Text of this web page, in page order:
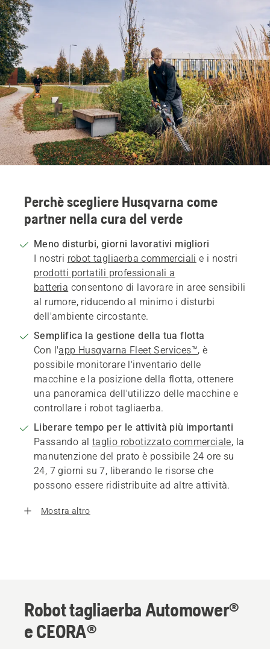
Perchè scegliere Husqvarna come
partner nella cura del verde
Meno disturbi, giorni lavorativi migliori
I nostri robot tagliaerba commerciali e i nostri
prodotti portatili professionali a
batteria consentono di lavorare in aree sensibili
al rumore, riducendo al minimo i disturbi
dell'ambiente circostante.
Semplifica la gestione della tua flotta
Con l'app Husqvarna Fleet Services™, è
possibile monitorare l'inventario delle
macchine e la posizione della flotta, ottenere
una panoramica dell'utilizzo delle macchine e
controllare i robot tagliaerba.
Liberare tempo per le attività più importanti
Passando al taglio robotizzato commerciale, la
manutenzione del prato è possibile 24 ore su
24, 7 giorni su 7, liberando le risorse che
possono essere ridistribuite ad altre attività.
Mostra altro
Robot tagliaerba Automower®
e CEORA®